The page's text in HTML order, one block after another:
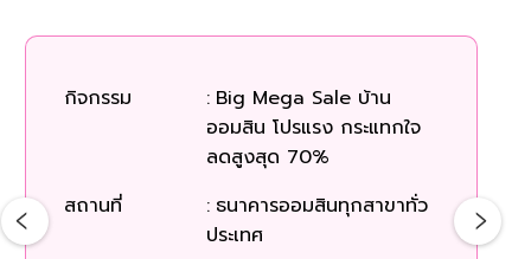
กิจกรรม : Big Mega Sale บ้าน
ออมสิน โปรแรง กระแทกใจ
ลดสูงสุด 70%
สถานที่
: ธนาคารออมสินทุกสาขาทั่ว
ประเทศ